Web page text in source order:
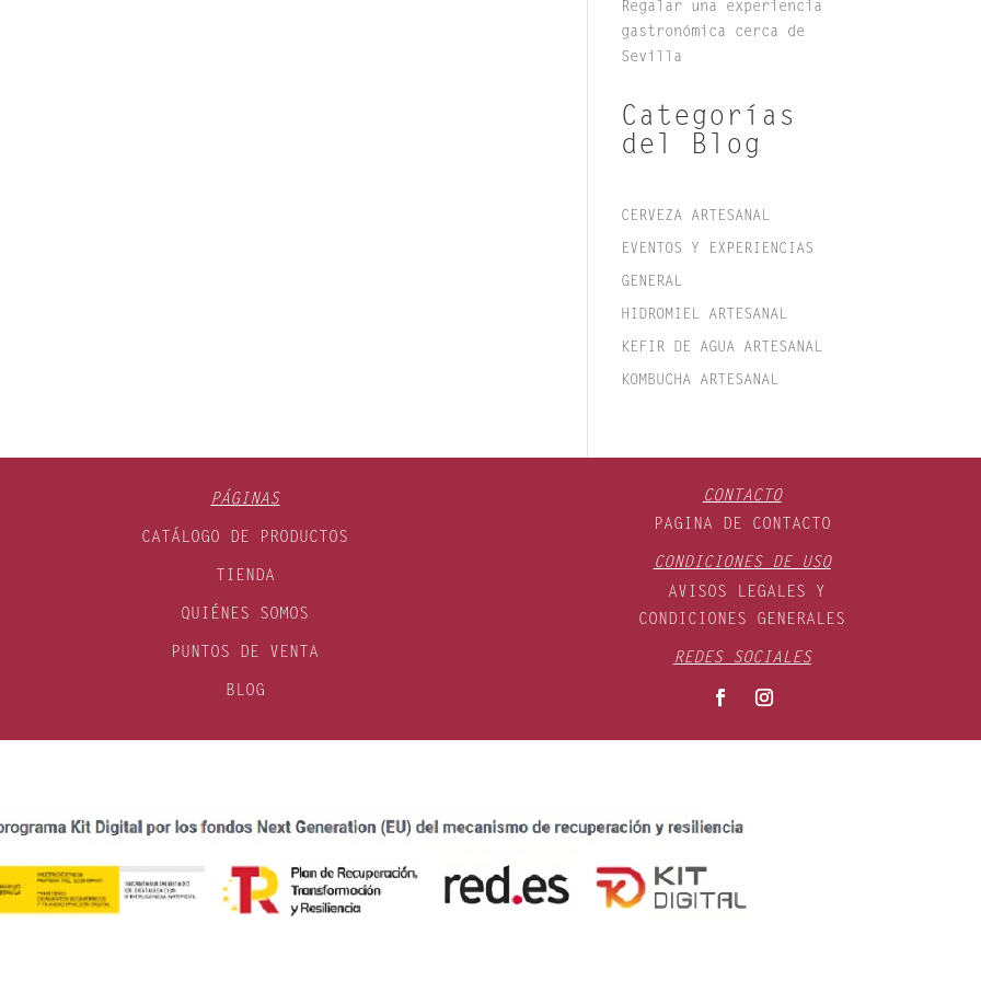
Regalar una experiencia
gastronómica cerca de
Sevilla
Categorías
del Blog
CERVEZA ARTESANAL
EVENTOS Y EXPERIENCIAS
GENERAL
HIDROMIEL ARTESANAL
KEFIR DE AGUA ARTESANAL
KOMBUCHA ARTESANAL
PÁGINAS
CATÁLOGO DE PRODUCTOS
TIENDA
QUIÉNES SOMOS
PUNTOS DE VENTA
BLOG
CONTACTO
PAGINA DE CONTACTO
CONDICIONES DE USO
AVISOS LEGALES Y
CONDICIONES GENERALES
REDES SOCIALES